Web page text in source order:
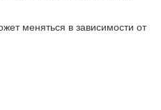
меняться в зависимости от